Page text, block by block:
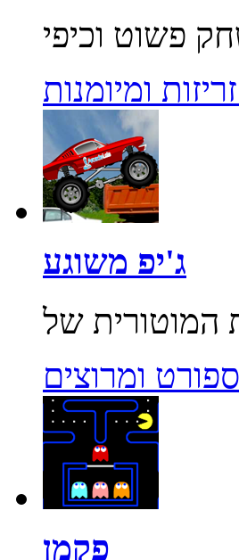
ומיומנות
ג'יפ משוגע
ומרוצים
פקמן